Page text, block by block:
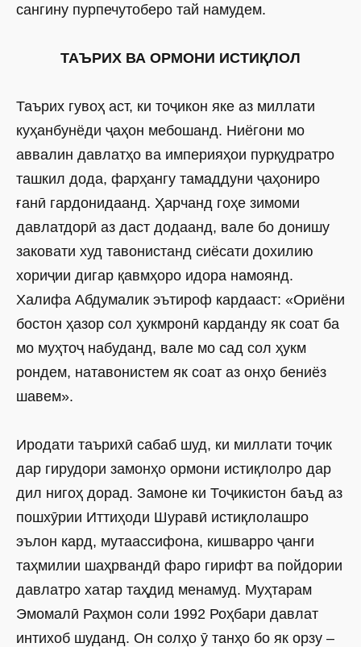
сангину пурпечутоберо тай намудем.
ТАЪРИХ ВА ОРМОНИ ИСТИҚЛОЛ
Таърих гувоҳ аст, ки тоҷикон яке аз миллати
куҳанбунёди ҷаҳон мебошанд. Ниёгони мо
аввалин давлатҳо ва империяҳои пурқудратро
ташкил дода, фарҳангу тамаддуни ҷаҳониро
ғанӣ гардонидаанд. Ҳарчанд гоҳе зимоми
давлатдорӣ аз даст додаанд, вале бо донишу
заковати худ тавонистанд сиё­сати дохилию
хориҷии дигар қавмҳоро идора намоянд.
Халифа Абдумалик эътироф кардааст: «Ориёни
бостон ҳазор сол ҳукмронӣ карданду як соат ба
мо муҳтоҷ набуданд, вале мо сад сол ҳукм
рондем, натавонистем як соат аз онҳо бениёз
шавем».
Иродати таърихӣ сабаб шуд, ки миллати тоҷик
дар гирудори замонҳо ормони истиқлолро дар
дил нигоҳ дорад. Замоне ки Тоҷикистон баъд аз
пошхӯрии Иттиҳоди Шуравӣ истиқлолашро
эълон кард, мутаассифона, кишварро ҷанги
таҳмилии шаҳрвандӣ фаро гирифт ва пойдории
давлатро хатар таҳдид менамуд. Муҳтарам
Эмомалӣ Раҳмон соли 1992 Роҳбари давлат
интихоб шуданд. Он солҳо ӯ танҳо бо як орзу –